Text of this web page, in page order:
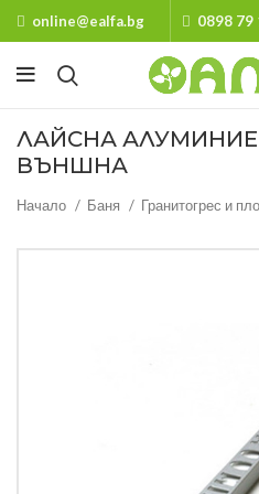
online@ealfa.bg 0898 79
ЛАЙСНА
ВЪНШНА
Начало Баня Гранитогрес и